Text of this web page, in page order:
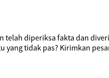
telah diperiksa fakta dan
tidak pas? Kirimkan